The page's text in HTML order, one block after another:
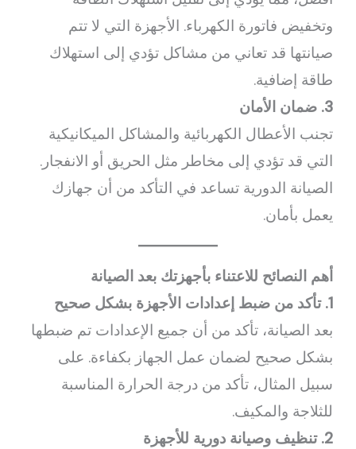
وتخفيض فاتورة الكهرباء. الأجهزة التي لا تتم
صيانتها قد تعاني من مشاكل تؤدي إلى استهلاك
طاقة إضافية.
3. ضمان الأمان
تجنب الأعطال الكهربائية والمشاكل الميكانيكية
التي قد تؤدي إلى مخاطر مثل الحريق أو الانفجار.
الصيانة الدورية تساعد في التأكد من أن جهازك
يعمل بأمان.
أهم النصائح للاعتناء بأجهزتك بعد الصيانة
1. تأكد من ضبط إعدادات الأجهزة بشكل صحيح
بعد الصيانة، تأكد من أن جميع الإعدادات تم ضبطها
بشكل صحيح لضمان عمل الجهاز بكفاءة. على
سبيل المثال، تأكد من درجة الحرارة المناسبة
للثلاجة والمكيف.
2. تنظيف وصيانة دورية للأجهزة